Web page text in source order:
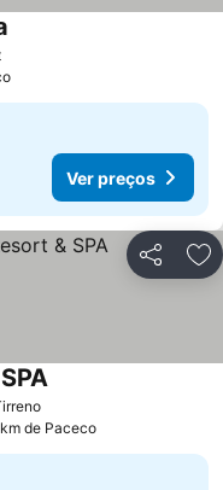
Ver preços
Partilhar
de Paceco